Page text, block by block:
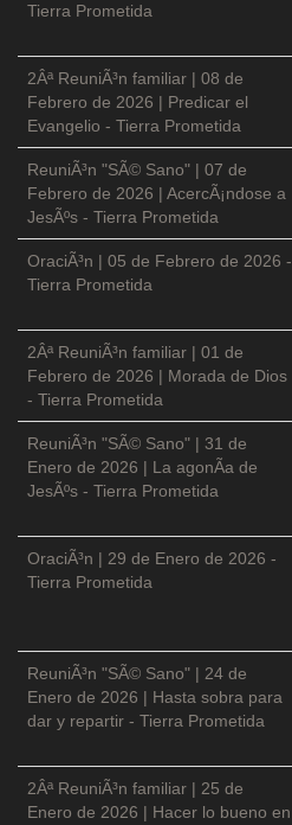
Tierra Prometida
2Âª ReuniÃ³n familiar | 08 de
Febrero de 2026 | Predicar el
Evangelio - Tierra Prometida
ReuniÃ³n "SÃ© Sano" | 07 de
Febrero de 2026 | AcercÃ¡ndose a
JesÃºs - Tierra Prometida
OraciÃ³n | 05 de Febrero de 2026 -
Tierra Prometida
2Âª ReuniÃ³n familiar | 01 de
Febrero de 2026 | Morada de Dios
- Tierra Prometida
ReuniÃ³n "SÃ© Sano" | 31 de
Enero de 2026 | La agonÃ­a de
JesÃºs - Tierra Prometida
OraciÃ³n | 29 de Enero de 2026 -
Tierra Prometida
ReuniÃ³n "SÃ© Sano" | 24 de
Enero de 2026 | Hasta sobra para
dar y repartir - Tierra Prometida
2Âª ReuniÃ³n familiar | 25 de
Enero de 2026 | Hacer lo bueno en